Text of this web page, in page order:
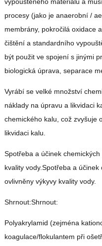
vypouštěného materiálu a
procesy (jako je anaerobní /
membrány, pokročilá oxidace
čištění a standardního
být použit ve spojení s jinými
biologická úprava, separace
Vyrábí se velké množství
náklady na úpravu a likvidaci
chemického kalu, což zvyšuje
likvidaci kalu.
Spotřeba a účinek
kvality vody.Spotřeba a
ovlivněny výkyvy kvality vody.
Shrnout:Shrnout:
Polyakrylamid (zejména
koagulace/flokulantem při